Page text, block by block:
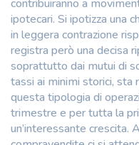
contribuiranno a
ipotecari. Si ipotizza una
in leggera contrazione
registra però una decisa
soprattutto dai mutui di
tassi ai minimi storici, sta
questa tipologia di
trimestre e per tutta la
un’interessante crescita.